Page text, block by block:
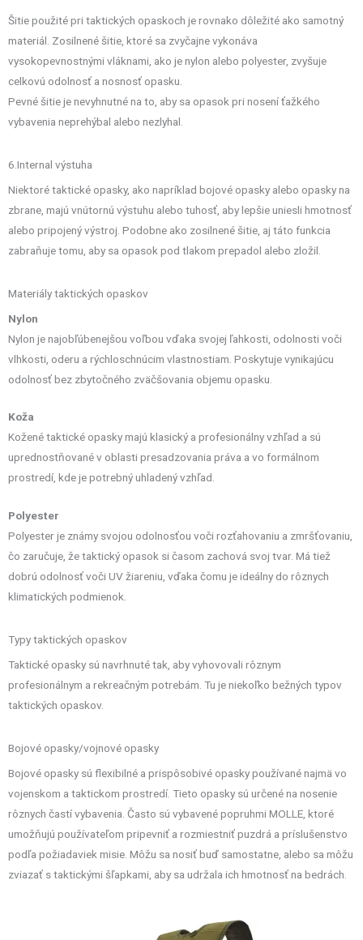
Šitie použité pri taktických opaskoch je rovnako dôležité ako samotný
materiál. Zosilnené šitie, ktoré sa zvyčajne vykonáva
vysokopevnostnými vláknami, ako je nylon alebo polyester, zvyšuje
celkovú odolnosť a nosnosť opasku.
Pevné šitie je nevyhnutné na to, aby sa opasok pri nosení ťažkého
vybavenia neprehýbal alebo nezlyhal.
6.Internal výstuha
Niektoré taktické opasky, ako napríklad bojové opasky alebo opasky na
zbrane, majú vnútornú výstuhu alebo tuhosť, aby lepšie uniesli hmotnosť
alebo pripojený výstroj. Podobne ako zosilnené šitie, aj táto funkcia
zabraňuje tomu, aby sa opasok pod tlakom prepadol alebo zložil.
Materiály taktických opaskov
Nylon
Nylon je najobľúbenejšou voľbou vďaka svojej ľahkosti, odolnosti voči
vlhkosti, oderu a rýchloschnúcim vlastnostiam. Poskytuje vynikajúcu
odolnosť bez zbytočného zväčšovania objemu opasku.
Koža
Kožené taktické opasky majú klasický a profesionálny vzhľad a sú
uprednostňované v oblasti presadzovania práva a vo formálnom
prostredí, kde je potrebný uhladený vzhľad.
Polyester
Polyester je známy svojou odolnosťou voči rozťahovaniu a zmršťovaniu,
čo zaručuje, že taktický opasok si časom zachová svoj tvar. Má tiež
dobrú odolnosť voči UV žiareniu, vďaka čomu je ideálny do rôznych
klimatických podmienok.
Typy taktických opaskov
Taktické opasky sú navrhnuté tak, aby vyhovovali rôznym
profesionálnym a rekreačným potrebám. Tu je niekoľko bežných typov
taktických opaskov.
Bojové opasky/vojnové opasky
Bojové opasky sú flexibilné a prispôsobivé opasky používané najmä vo
vojenskom a taktickom prostredí. Tieto opasky sú určené na nosenie
rôznych častí vybavenia. Často sú vybavené popruhmi MOLLE, ktoré
umožňujú používateľom pripevniť a rozmiestniť puzdrá a príslušenstvo
podľa požiadaviek misie. Môžu sa nosiť buď samostatne, alebo sa môžu
zviazať s taktickými šľapkami, aby sa udržala ich hmotnosť na bedrách.